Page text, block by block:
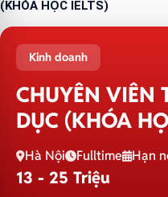
(KHÓA HỌC IELTS)
Kinh doanh
CHUYÊN VIÊN
DỤC (KHÓA
Hà Nội Fulltime Hạn
13 - 25 Triệu